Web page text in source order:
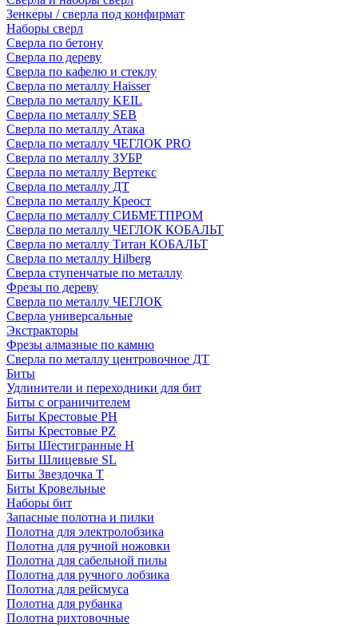
Зенкеры / сверла под конфирмат
Наборы сверл
Сверла по бетону
Сверла по дереву
Сверла по кафелю и стеклу
Сверла по металлу Haisser
Сверла по металлу KEIL
Сверла по металлу SEB
Сверла по металлу Атака
Сверла по металлу ЧЕГЛОК PRO
Сверла по металлу ЗУБР
Сверла по металлу Вертекс
Сверла по металлу ДТ
Сверла по металлу Креост
Сверла по металлу СИБМЕТПРОМ
Сверла по металлу ЧЕГЛОК КОБАЛЬТ
Сверла по металлу Титан КОБАЛЬТ
Сверла по металлу Hilberg
Сверла ступенчатые по металлу
Фрезы по дереву
Сверла по металлу ЧЕГЛОК
Сверла универсальные
Экстракторы
Фрезы алмазные по камню
Сверла по металлу центровочное ДТ
Биты
Удлинители и переходники для бит
Биты с ограничителем
Биты Крестовые PH
Биты Крестовые PZ
Биты Шестигранные H
Биты Шлицевые SL
Биты Звездочка T
Биты Кровельные
Наборы бит
Запасные полотна и пилки
Полотна для электролобзика
Полотна для ручной ножовки
Полотна для сабельной пилы
Полотна для ручного лобзика
Полотна для рейсмуса
Полотна для рубанка
Полотна рихтовочные